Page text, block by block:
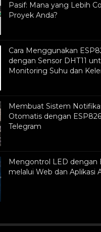
Pasif: Mana yang Lebih
Proyek Anda?
Cara Menggunakan
dengan Sensor DHT11
Monitoring Suhu dan
Membuat Sistem
Otomatis dengan
Telegram
Mengontrol LED dengan
melalui Web dan Aplikasi